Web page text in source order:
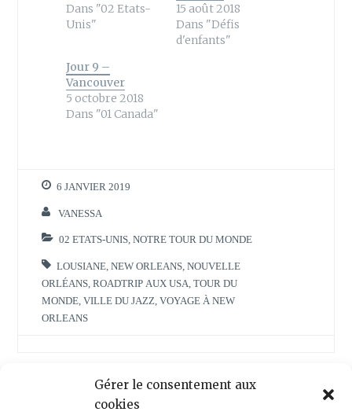
Gérer le consentement aux
cookies
t
e
r
v
r
e
d
a
o
u
e
l
e
e
n
ê
r
b
o
e
d
a
l
f
e
n
t
Dans "02 Etats-
Unis"
15 août 2018
Dans "Défis
d'enfants"
Jour 9 –
Vancouver
5 octobre 2018
Dans "01 Canada"
6 JANVIER 2019
VANESSA
02 ETATS-UNIS ,NOTRE TOUR DU MONDE
LOUSIANE ,NEW ORLEANS ,NOUVELLE
ORLÉANS ,ROADTRIP AUX USA ,TOUR DU
MONDE ,VILLE DU JAZZ ,VOYAGE À NEW
ORLEANS
Laisser un commentaire